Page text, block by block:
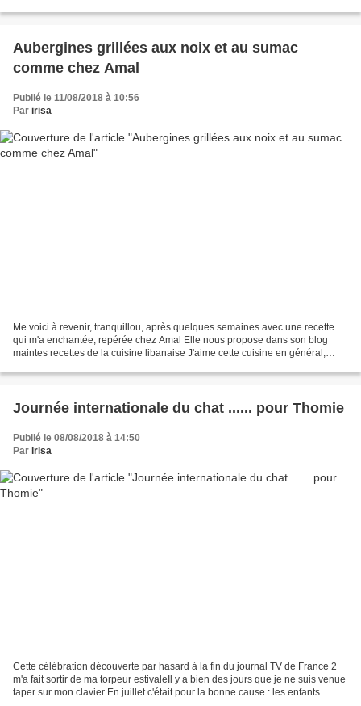
Aubergines grillées aux noix et au sumac
comme chez Amal
Publié le 11/08/2018 à 10:56
Par irisa
Me voici à revenir, tranquillou, après quelques semaines avec une recette
qui m'a enchantée, repérée chez Amal Elle nous propose dans son blog
maintes recettes de la cuisine libanaise J'aime cette cuisine en général,
Journée internationale du chat ...... pour Thomie
Publié le 08/08/2018 à 14:50
Par irisa
Cette célébration découverte par hasard à la fin du journal TV de France 2
m'a fait sortir de ma torpeur estivaleIl y a bien des jours que je ne suis venue
taper sur mon clavier En juillet c'était pour la bonne cause : les enfants